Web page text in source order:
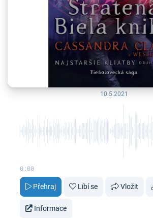
10.5.2021
0:00
Přehraj Líbí se Vložit
Informace